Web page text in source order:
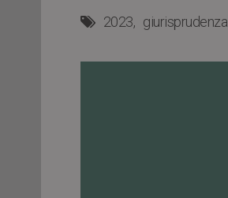
2023 giurisprudenza